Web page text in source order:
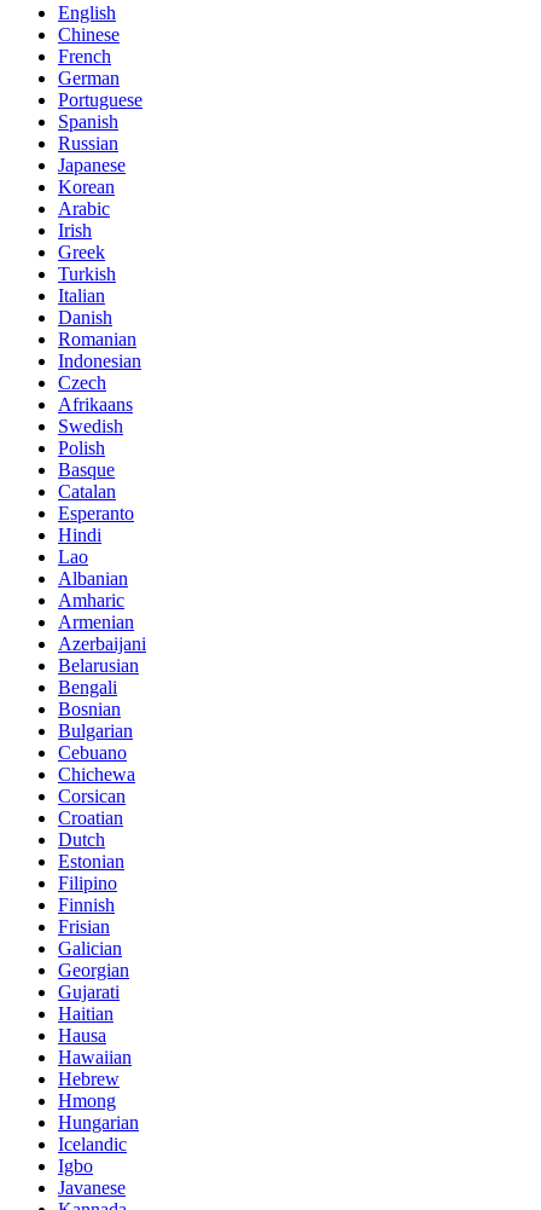
English
Chinese
French
German
Portuguese
Spanish
Russian
Japanese
Korean
Arabic
Irish
Greek
Turkish
Italian
Danish
Romanian
Indonesian
Czech
Afrikaans
Swedish
Polish
Basque
Catalan
Esperanto
Hindi
Lao
Albanian
Amharic
Armenian
Azerbaijani
Belarusian
Bengali
Bosnian
Bulgarian
Cebuano
Chichewa
Corsican
Croatian
Dutch
Estonian
Filipino
Finnish
Frisian
Galician
Georgian
Gujarati
Haitian
Hausa
Hawaiian
Hebrew
Hmong
Hungarian
Icelandic
Igbo
Javanese